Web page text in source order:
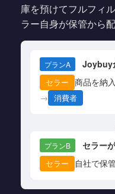
庫を預けてフルフィ
ラー自身が保管から
プランA Joybuy
セラー 商品を納入
→ 消費者
プランB セラー
セラー 自社で保